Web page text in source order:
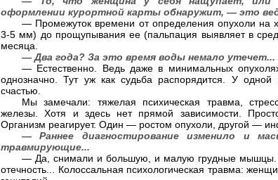
оформлении курортной карты обнаружит, — это
— Промежуток времени от определения опухоли на
3-5 мм) до прощупывания ее (пальпация выявляет в
месяца.
— Два года? За это время воды немало утечет...
— Естественно. Ведь даже в минимальных
однозначно. Тут уж как судьба распорядится. У
счастью.
Мы замечали: тяжелая психическая травма,
железы. Хотя и здесь нет прямой зависимости.
Организм реагирует. Один — ростом опухоли, другой —
— Раннее диагностирование изменило и
травмирующие...
— Да, снимали и большую, и малую грудные мышцы.
отечность... Колоссальная психологическая травма: